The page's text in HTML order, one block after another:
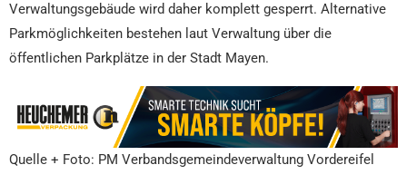
Verwaltungsgebäude wird daher komplett gesperrt. Alternative
Parkmöglichkeiten bestehen laut Verwaltung über die
öffentlichen Parkplätze in der Stadt Mayen.
Quelle + Foto: PM Verbandsgemeindeverwaltung Vordereifel